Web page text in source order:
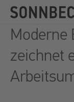
Moderne
zeichnet